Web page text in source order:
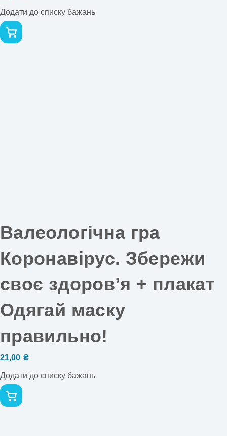
Додати до списку бажань
Валеологічна гра
Коронавірус. Збережи
своє здоров’я + плакат
Одягай маску
правильно!
21,00 ₴
Додати до списку бажань